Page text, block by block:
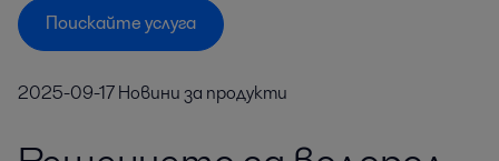
Поискайте услуга
2025-09-17Новини за продукти